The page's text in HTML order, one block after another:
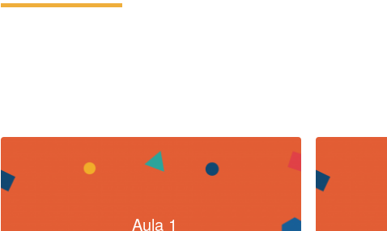
Aula 1